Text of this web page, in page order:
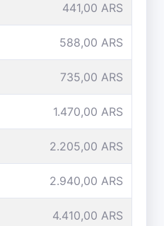
441,00 ARS
588,00 ARS
735,00 ARS
1.470,00 ARS
2.205,00 ARS
2.940,00 ARS
4.410,00 ARS